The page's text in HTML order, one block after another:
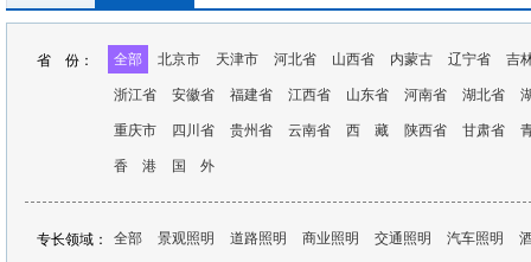
省 份： 全部 北京市 天津市 河北省 山西省 内蒙古 辽宁省 吉
浙江省 安徽省 福建省 江西省 山东省 河南省 湖北省
重庆市 四川省 贵州省 云南省 西 藏 陕西省 甘肃省
香 港 国 外
专长领域： 全部 景观照明 道路照明 商业照明 交通照明 汽车照明